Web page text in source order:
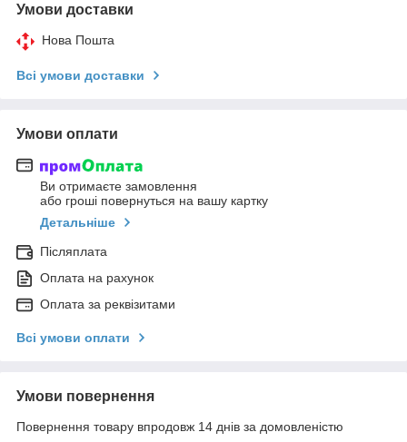
Умови доставки
Нова Пошта
Всі умови доставки
Умови оплати
Ви отримаєте замовлення
або гроші повернуться на вашу картку
Детальніше
Післяплата
Оплата на рахунок
Оплата за реквізитами
Всі умови оплати
Умови повернення
Повернення товару впродовж 14 днів за домовленістю